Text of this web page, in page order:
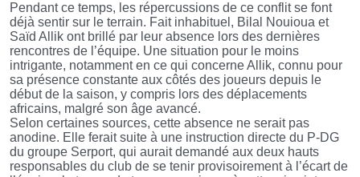
Pendant ce temps, les répercussions de ce conflit se font
déjà sentir sur le terrain. Fait inhabituel, Bilal Nouioua et
Saïd Allik ont brillé par leur absence lors des dernières
rencontres de l’équipe. Une situation pour le moins
intrigante, notamment en ce qui concerne Allik, connu pour
sa présence constante aux côtés des joueurs depuis le
début de la saison, y compris lors des déplacements
africains, malgré son âge avancé.
Selon certaines sources, cette absence ne serait pas
anodine. Elle ferait suite à une instruction directe du P-DG
du groupe Serport, qui aurait demandé aux deux hauts
responsables du club de se tenir provisoirement à l’écart de